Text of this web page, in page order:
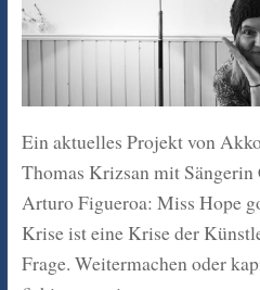
Ein aktuelles Projekt von
Thomas Krizsan mit
Arturo Figueroa: Miss Hope
Krise ist eine Krise der
Frage. Weitermachen oder